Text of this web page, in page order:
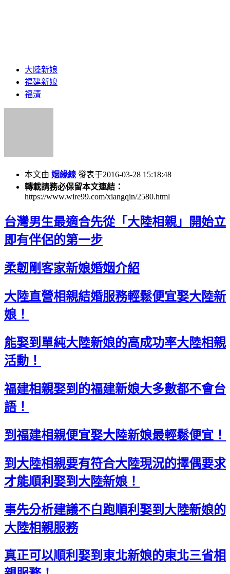
大陸新娘
福建新娘
福清
本文由 姻緣線 發表于2016-03-28 15:18:48
轉載請務必保留本文連結：
https://www.wire99.com/xiangqin/2580.html
台灣男生最適合先從「大陸相親」開始立
即有伴侶的第一步
柔韌剛客家新娘婚姻介紹
大陸直營相親結婚服務輕鬆便宜娶大陸新
娘！
能娶到單純大陸新娘的高成功率大陸相親
活動！
福建相親娶到的福建新娘大多數都不會台
語！
到福建相親便宜娶大陸新娘最輕鬆便宜！
到大陸相親要有符合大陸現況的擇偶要求
才能順利娶到大陸新娘！
事先分析建議不白跑順利娶到大陸新娘的
大陸相親服務
真正可以順利娶到東北新娘的東北三省相